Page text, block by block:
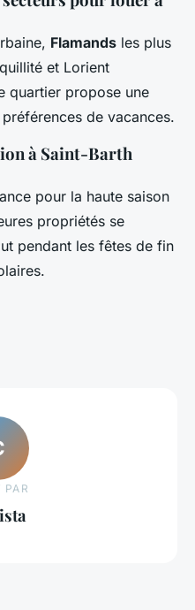
Flamands les plus
et Lorient
quartier propose une
de vacances.
à Saint-Barth
pour la haute saison
propriétés se
pendant les fêtes de fin
PAR